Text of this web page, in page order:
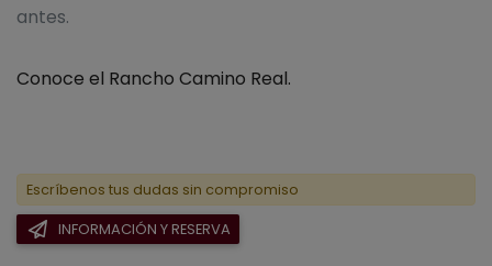
antes.
Conoce el Rancho Camino Real.
Escríbenos tus dudas sin compromiso
INFORMACIÓN Y RESERVA